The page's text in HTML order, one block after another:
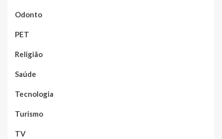
Odonto
PET
Religião
Saúde
Tecnologia
Turismo
TV